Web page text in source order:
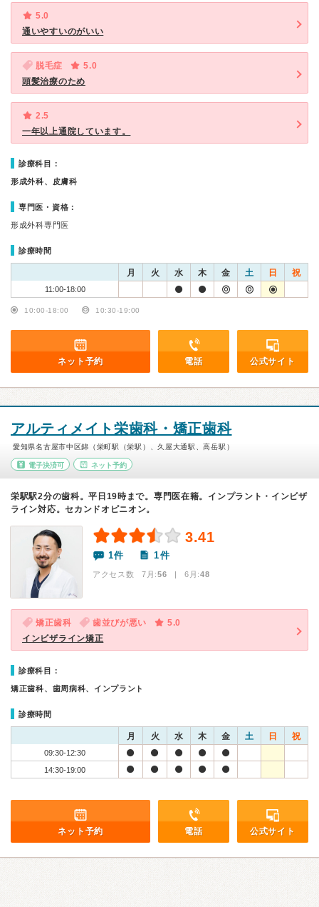
5.0
通いやすいのがいい
脱毛症
5.0
頭髪治療のため
2.5
一年以上通院しています。
診療科目：
形成外科、皮膚科
専門医・資格：
形成外科専門医
診療時間
月 火 水 木 金 土 日 祝
11:00-18:00
10:00-18:00 10:30-19:00
ネット予約 電話 公式サイト
アルティメイト栄歯科・矯正歯科
愛知県名古屋市中区錦（栄町駅（栄駅）、久屋大通駅、高岳駅）
電子決済可 ネット予約
栄駅駅2分の歯科。平日19時まで。専門医在籍。インプラント・インビザ
ライン対応。セカンドオピニオン。
3.41
1件 1件
アクセス数 7月:56 | 6月:48
矯正歯科 歯並びが悪い
5.0
インビザライン矯正
診療科目：
矯正歯科、歯周病科、インプラント
診療時間
月 火 水 木 金 土 日 祝
09:30-12:30
14:30-19:00
ネット予約 電話 公式サイト